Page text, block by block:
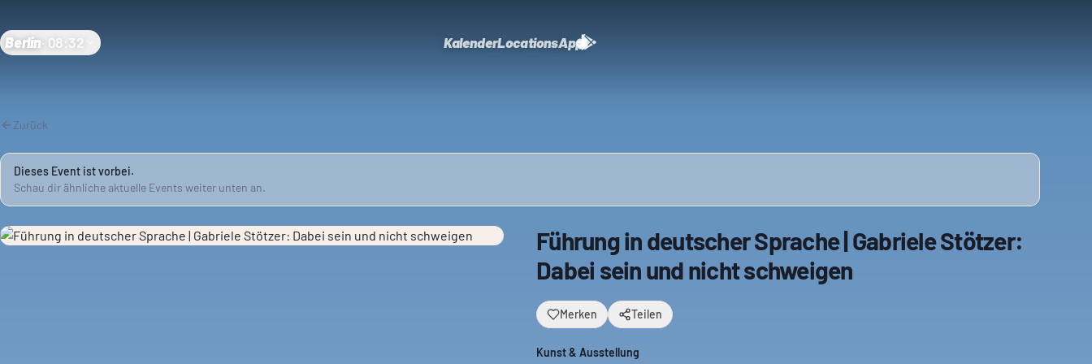
Berlin 08:32 KalenderLocationsApp
Zurück
Dieses Event ist vorbei.
Schau dir ähnliche aktuelle Events weiter unten an.
Führung in deutscher Sprache | Gabriele Stötzer:
Dabei sein und nicht schweigen
Merken Teilen
Kunst & Ausstellung